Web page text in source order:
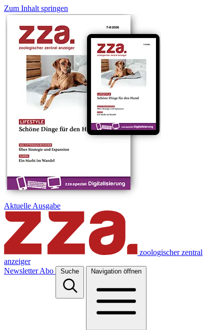
Zum Inhalt springen
Aktuelle Ausgabe
zoologischer zentral
anzeiger
Newsletter Abo Suche Navigation öffnen